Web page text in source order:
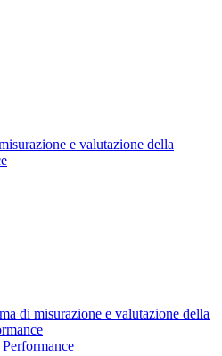
e valutazione della
di misurazione e valutazione della